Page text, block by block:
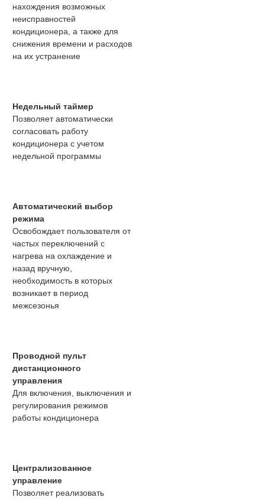
нахождения возможных
неисправностей
кондиционера, а также для
снижения времени и расходов
на их устранение
Недельный таймер
Позволяет автоматически
согласовать работу
кондиционера с учетом
недельной программы
Автоматический выбор
режима
Освобождает пользователя от
частых переключений с
нагрева на охлаждение и
назад вручную,
необходимость в которых
возникает в период
межсезонья
Проводной пульт
дистанционного
управления
Для включения, выключения и
регулирования режимов
работы кондиционера
Централизованное
управление
Позволяет реализовать